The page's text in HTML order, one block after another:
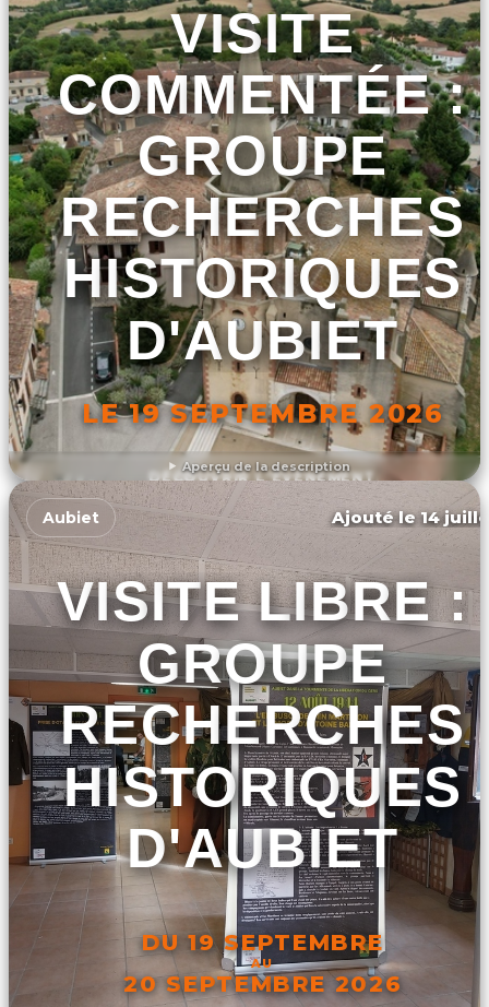
Aperçu de la description
VISITE
COMMENTÉE :
GROUPE
RECHERCHES
HISTORIQUES
D'AUBIET
LE 19 SEPTEMBRE 2026
DÉCOUVRIR L'ÉVÉNEMENT
Aubiet Ajouté le 14
VISITE LIBRE :
GROUPE
RECHERCHES
HISTORIQUES
D'AUBIET
DU 19 SEPTEMBRE
AU
20 SEPTEMBRE 2026